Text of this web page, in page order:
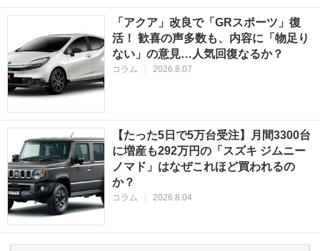
「アクア」改良で「GRスポーツ」復
活！ 歓喜の声多数も、内容に「物足り
ない」の意見…人気回復なるか？
コラム | 2026.8.07
【たった5日で5万台受注】月間3300台
に増産も292万円の「スズキ ジムニー
ノマド」はなぜこれほど買われるの
か？
コラム | 2026.8.04